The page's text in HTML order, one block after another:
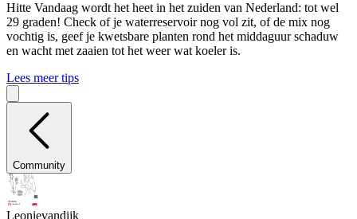
Hitte Vandaag wordt het heet in het zuiden van Nederland: tot wel
29 graden! Check of je waterreservoir nog vol zit, of de mix nog
vochtig is, geef je kwetsbare planten rond het middaguur schaduw
en wacht met zaaien tot het weer wat koeler is.
Lees meer tips
Community
Leonievandijk